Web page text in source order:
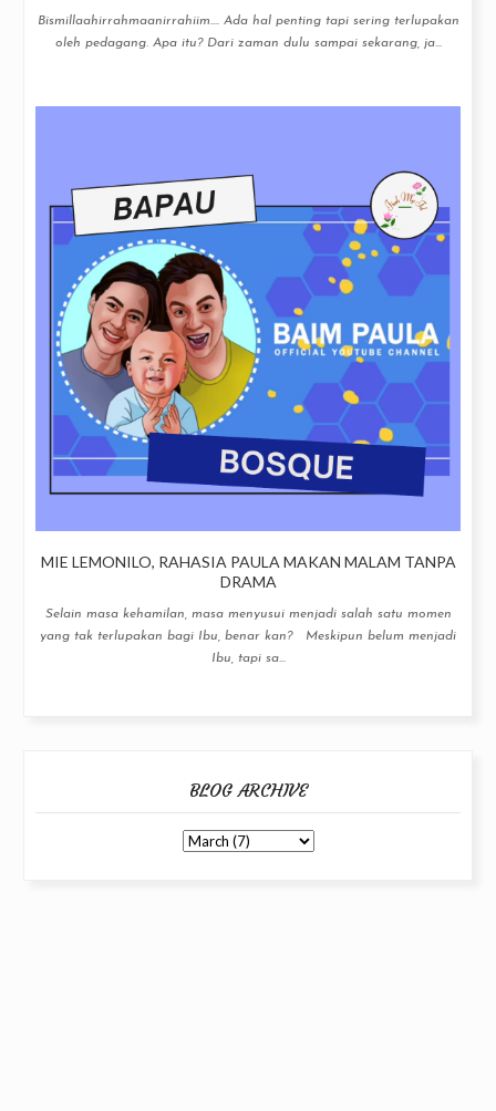
Bismillaahirrahmaanirrahiim.... Ada hal penting tapi sering terlupakan
oleh pedagang. Apa itu? Dari zaman dulu sampai sekarang, ja...
MIE LEMONILO, RAHASIA PAULA MAKAN MALAM TANPA
DRAMA
Selain masa kehamilan, masa menyusui menjadi salah satu momen
yang tak terlupakan bagi Ibu, benar kan? Meskipun belum menjadi
Ibu, tapi sa...
BLOG ARCHIVE